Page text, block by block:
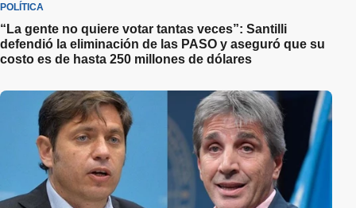
POLÍTICA
“La gente no quiere votar tantas veces”: Santilli
defendió la eliminación de las PASO y aseguró que su
costo es de hasta 250 millones de dólares